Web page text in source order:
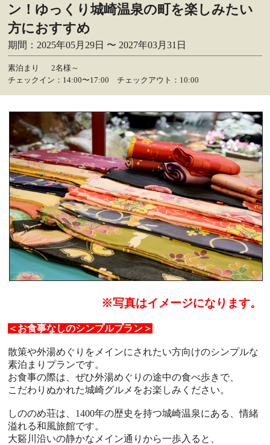
ン！ゆっくり城崎温泉の町を楽しみたい
方におすすめ
期間：2025年05月29日 〜 2027年03月31日
素泊まり
2名様～
チェックイン：14:00〜17:00 チェックアウト：10:00
※写真はイメージになります。
＜お食事なしのシンプルプラン＞
散策や外湯めぐりをメインにされたい方向けのシンプルな
素泊まりプランです。
お食事の際は、ぜひ外湯めぐりの途中の食べ歩きで、
こだわりぬかれた城崎グルメをお楽しみください。
しののめ荘は、1400年の歴史を持つ城崎温泉にある、情緒
溢れる和風旅館です。
大谿川沿いの静かなメイン通りから一歩入ると、